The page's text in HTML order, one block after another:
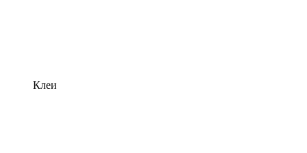
Клеи